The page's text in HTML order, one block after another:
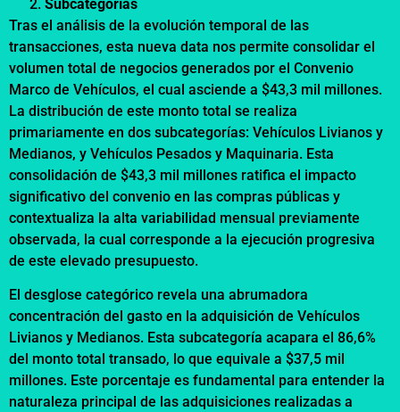
Subcategorías
Tras el análisis de la evolución temporal de las
transacciones, esta nueva data nos permite consolidar el
volumen total de negocios generados por el Convenio
Marco de Vehículos, el cual asciende a $43,3 mil millones.
La distribución de este monto total se realiza
primariamente en dos subcategorías: Vehículos Livianos y
Medianos, y Vehículos Pesados y Maquinaria. Esta
consolidación de $43,3 mil millones ratifica el impacto
significativo del convenio en las compras públicas y
contextualiza la alta variabilidad mensual previamente
observada, la cual corresponde a la ejecución progresiva
de este elevado presupuesto.
El desglose categórico revela una abrumadora
concentración del gasto en la adquisición de Vehículos
Livianos y Medianos. Esta subcategoría acapara el 86,6%
del monto total transado, lo que equivale a $37,5 mil
millones. Este porcentaje es fundamental para entender la
naturaleza principal de las adquisiciones realizadas a